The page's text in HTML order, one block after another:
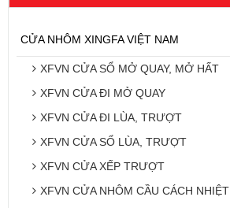
CỬA NHÔM XINGFA VIỆT NAM
XFVN CỬA SỔ MỞ QUAY, MỞ HẤT
XFVN CỬA ĐI MỞ QUAY
XFVN CỬA ĐI LÙA, TRƯỢT
XFVN CỬA SỔ LÙA, TRƯỢT
XFVN CỬA XẾP TRƯỢT
XFVN CỬA NHÔM CẦU CÁCH NHIỆT